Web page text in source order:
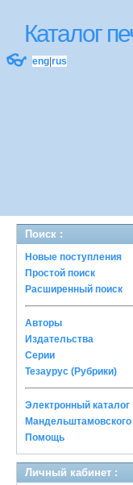
Каталог
👓 eng rus
Поиск :
Новые поступления
Простой поиск
Расширенный поиск
Авторы
Издательства
Серии
Тезаурус (Рубрики)
Электронный каталог
Мандельштамовского
Помощь
Личный кабинет :